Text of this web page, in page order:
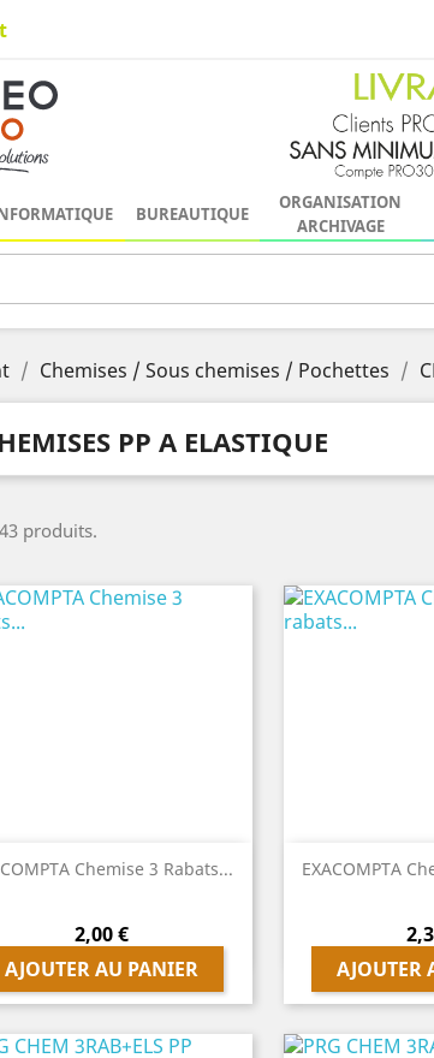
BUREAUTIQUE
ORGANISATION
ARCHIVAGE
Chemises / Sous chemises / Pochettes
PP A ELASTIQUE
produits.
Chemise 3 Rabats...
Prix
2,00 €
AJOUTER AU PANIER
 Aperçu rapide EXACOMPTA
AJOUTER
